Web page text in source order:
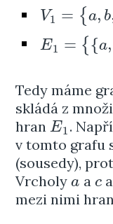
V1 = { a, b
V1 ={a b ,c,d,
E1 = { {a,
E1= {{a ,b },{b
Tedy máme
skládá z
hranE1
E1 .
v tomto grafu
(sousedy),
Vrcholya
a a c
c
mezi nimi